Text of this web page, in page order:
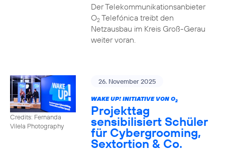
Der Telekommunikationsanbieter
O2Telefónica treibt den
Netzausbau im Kreis Groß-Gerau
weiter voran.
Credits: Fernanda
Vilela Photography
26. November 2025
WAKE UP! INITIATIVE VON O2
Projekttag
sensibilisiert Schüler
für Cybergrooming,
Sextortion & Co.